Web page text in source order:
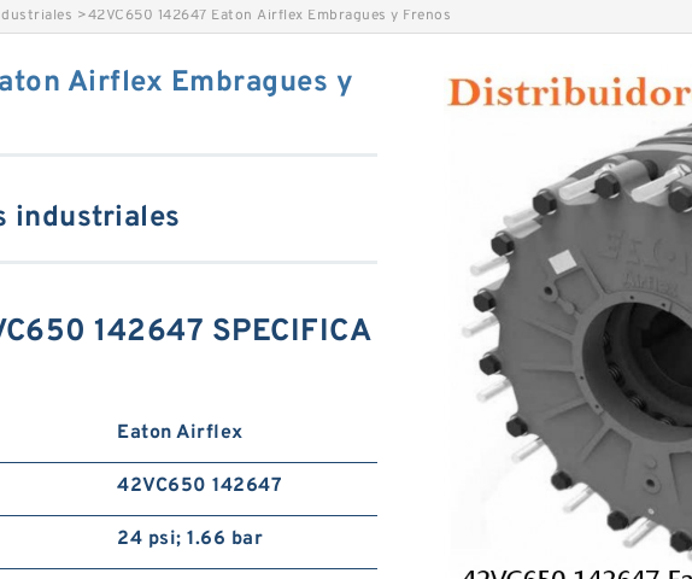
>42VC650 142647 Eaton Airflex Embragues y Frenos
Airflex Embragues y
industriales
142647 SPECIFICA
Eaton Airflex
42VC650 142647
24 psi; 1.66 bar